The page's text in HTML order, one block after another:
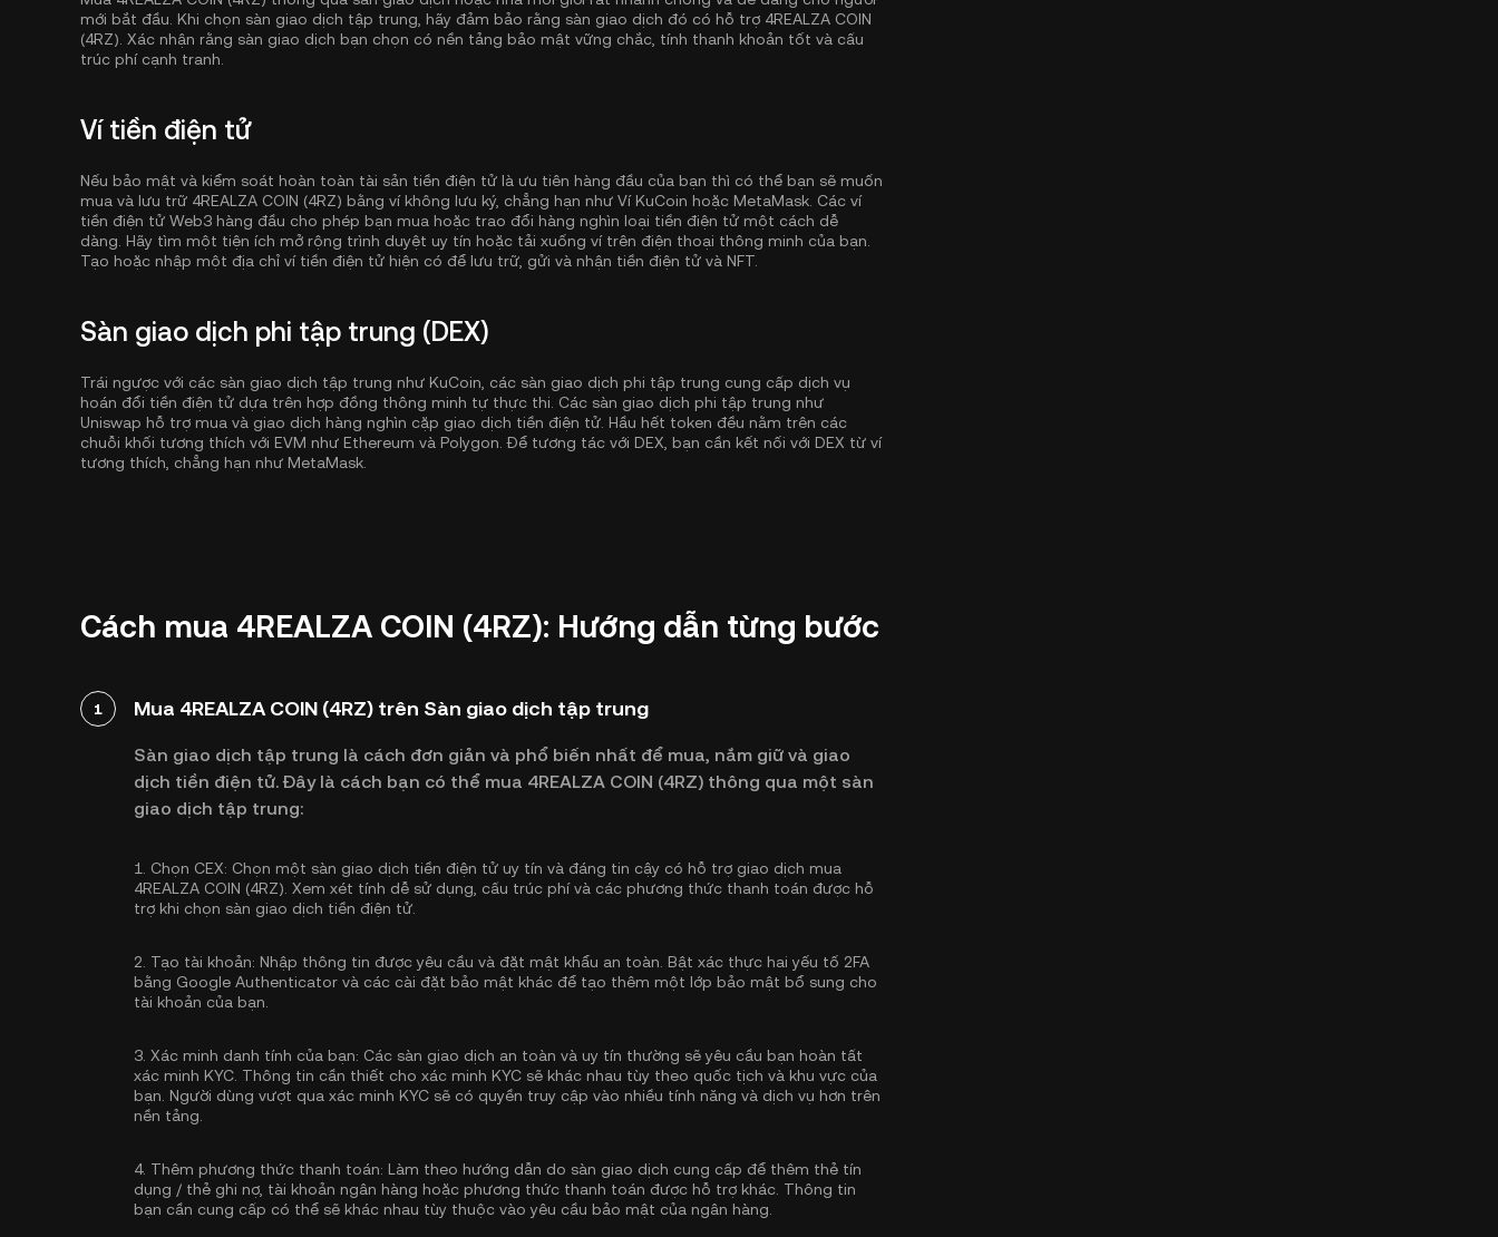
mới bắt đầu. Khi chọn sàn giao dịch tập trung, hãy đảm bảo rằng sàn giao dịch đó có hỗ trợ 4REALZA COIN
(4RZ). Xác nhận rằng sàn giao dịch bạn chọn có nền tảng bảo mật vững chắc, tính thanh khoản tốt và cấu
trúc phí cạnh tranh.
Ví tiền điện tử
Nếu bảo mật và kiểm soát hoàn toàn tài sản tiền điện tử là ưu tiên hàng đầu của bạn thì có thể bạn sẽ muốn
mua và lưu trữ 4REALZA COIN (4RZ) bằng ví không lưu ký, chẳng hạn như Ví KuCoin hoặc MetaMask. Các ví
tiền điện tử Web3 hàng đầu cho phép bạn mua hoặc trao đổi hàng nghìn loại tiền điện tử một cách dễ
dàng. Hãy tìm một tiện ích mở rộng trình duyệt uy tín hoặc tải xuống ví trên điện thoại thông minh của bạn.
Tạo hoặc nhập một địa chỉ ví tiền điện tử hiện có để lưu trữ, gửi và nhận tiền điện tử và NFT.
Sàn giao dịch phi tập trung (DEX)
Trái ngược với các sàn giao dịch tập trung như KuCoin, các sàn giao dịch phi tập trung cung cấp dịch vụ
hoán đổi tiền điện tử dựa trên hợp đồng thông minh tự thực thi. Các sàn giao dịch phi tập trung như
Uniswap hỗ trợ mua và giao dịch hàng nghìn cặp giao dịch tiền điện tử. Hầu hết token đều nằm trên các
chuỗi khối tương thích với EVM như Ethereum và Polygon . Để tương tác với DEX, bạn cần kết nối với DEX từ ví
tương thích, chẳng hạn như MetaMask.
Cách mua 4REALZA COIN (4RZ): Hướng dẫn từng bước
1 Mua 4REALZA COIN (4RZ) trên Sàn giao dịch tập trung
Sàn giao dịch tập trung là cách đơn giản và phổ biến nhất để mua, nắm giữ và giao
dịch tiền điện tử. Đây là cách bạn có thể mua 4REALZA COIN (4RZ) thông qua một sàn
giao dịch tập trung:
1. Chọn CEX: Chọn một sàn giao dịch tiền điện tử uy tín và đáng tin cậy có hỗ trợ giao dịch mua
4REALZA COIN (4RZ). Xem xét tính dễ sử dụng, cấu trúc phí và các phương thức thanh toán được hỗ
trợ khi chọn sàn giao dịch tiền điện tử.
2. Tạo tài khoản: Nhập thông tin được yêu cầu và đặt mật khẩu an toàn. Bật xác thực hai yếu tố 2FA
bằng Google Authenticator và các cài đặt bảo mật khác để tạo thêm một lớp bảo mật bổ sung cho
tài khoản của bạn.
3. Xác minh danh tính của bạn: Các sàn giao dịch an toàn và uy tín thường sẽ yêu cầu bạn hoàn tất
xác minh KYC . Thông tin cần thiết cho xác minh KYC sẽ khác nhau tùy theo quốc tịch và khu vực của
bạn. Người dùng vượt qua xác minh KYC sẽ có quyền truy cập vào nhiều tính năng và dịch vụ hơn trên
nền tảng.
4. Thêm phương thức thanh toán: Làm theo hướng dẫn do sàn giao dịch cung cấp để thêm thẻ tín
dụng / thẻ ghi nợ, tài khoản ngân hàng hoặc phương thức thanh toán được hỗ trợ khác. Thông tin
bạn cần cung cấp có thể sẽ khác nhau tùy thuộc vào yêu cầu bảo mật của ngân hàng.